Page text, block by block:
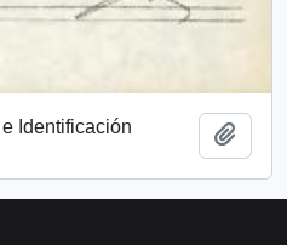
Identificación